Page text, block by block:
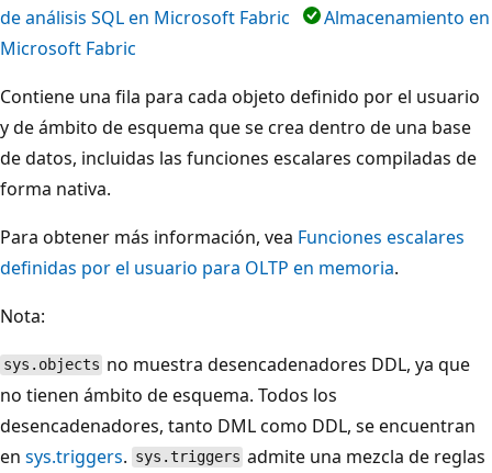
de análisis SQL en Microsoft Fabric
Almacenamiento en
Microsoft Fabric
Contiene una fila para cada objeto definido por el usuario
y de ámbito de esquema que se crea dentro de una base
de datos, incluidas las funciones escalares compiladas de
forma nativa.
Para obtener más información, vea Funciones escalares
definidas por el usuario para OLTP en memoria.
Nota:
sys.objects no muestra desencadenadores DDL, ya que
no tienen ámbito de esquema. Todos los
desencadenadores, tanto DML como DDL, se encuentran
en sys.triggers. sys.triggers admite una mezcla de reglas